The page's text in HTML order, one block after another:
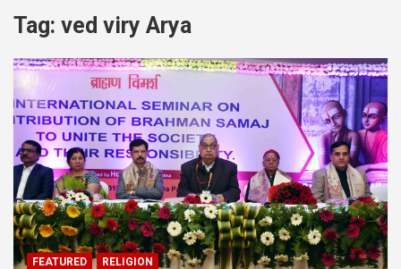
Tag: ved viry Arya
FEATURED RELIGION